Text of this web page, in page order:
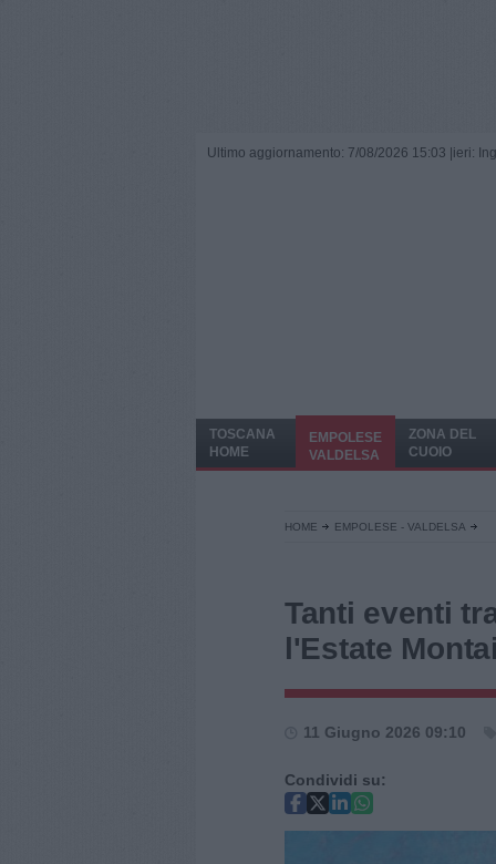
Ultimo aggiornamento: 7/08/2026 15:03 | ieri:
TOSCANA
HOME
EMPOLESE
VALDELSA
ZONA DEL
CUOIO
HOME EMPOLESE - VALDELSA
Tanti eventi
l'Estate
11 Giugno 2026 09:10
Condividi su: